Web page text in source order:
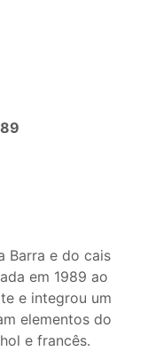
Barra e do cais
em 1989 ao
e integrou um
elementos do
e francês.